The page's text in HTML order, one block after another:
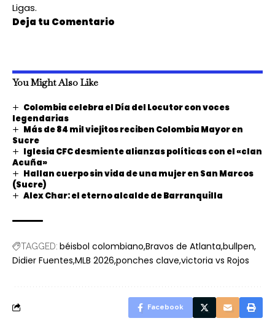
Ligas.
Deja tu Comentario
You Might Also Like
Colombia celebra el Día del Locutor con voces
legendarias
Más de 84 mil viejitos reciben Colombia Mayor en
Sucre
Iglesia CFC desmiente alianzas políticas con el «clan
Acuña»
Hallan cuerpo sin vida de una mujer en San Marcos
(Sucre)
Alex Char: el eterno alcalde de Barranquilla
TAGGED: béisbol colombiano Bravos de Atlanta bullpen
Didier Fuentes MLB 2026 ponches clave victoria vs Rojos
Facebook